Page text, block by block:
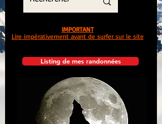
Listing de mes randonnées
IMPORTANT
Lire impérativement avant de surfer sur le site